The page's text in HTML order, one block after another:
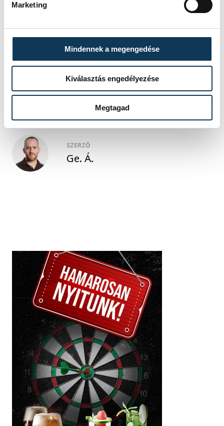
Marketing
Mindennek a megengedése
Kiválasztás engedélyezése
Megtagad
közélet kultúra
fesztivál
Veszprém-Balaton 2023 Zrt
SZERZŐ
Ge. Á.